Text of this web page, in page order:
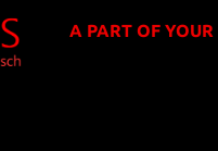
A PART OF YOUR